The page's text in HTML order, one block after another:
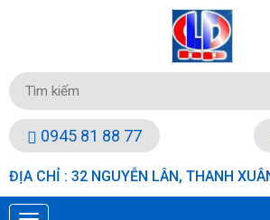
0945 81 88 77
ĐỊA CHỈ : 32 NGUYỄN LÂN, THANH